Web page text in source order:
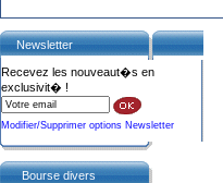
Newsletter
Recevez les nouveaut�s en
exclusivit� !
Modifier/Supprimer options Newsletter
Bourse divers